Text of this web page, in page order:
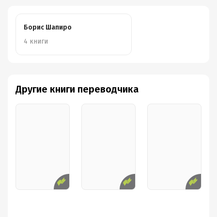
же будут нарушения сна! Не можешь слышать плач
малыша и берёшь его на ручки, чтобы успокоить? Да
Нам предлагают пытаться успокоить его,
не беря на руки, без колыбельных,
- Она небольшая, написана живо и интересно, с
Борис Шапиро
4 книги
Другие книги переводчика